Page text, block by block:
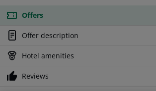
Offers
Offer description
Hotel amenities
Reviews